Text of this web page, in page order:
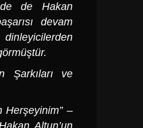
de Hakan
devam
Şarkıları ve
Herşeyinim” –
Altun’un